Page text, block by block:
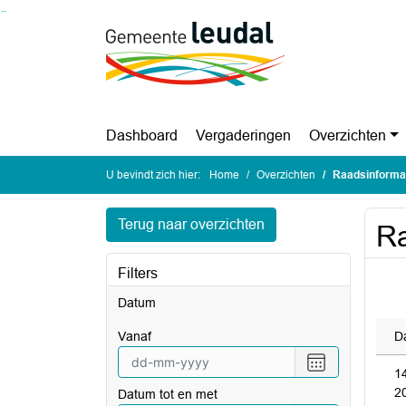
Ga naar de inhoud van deze pagina
Dashboard Vergaderingen Overzichten
U bevindt zich hier: Home Overzichten
Terug naar overzichten
Filters
Datum
vanaf
Selecteer
een
Datum tot en met